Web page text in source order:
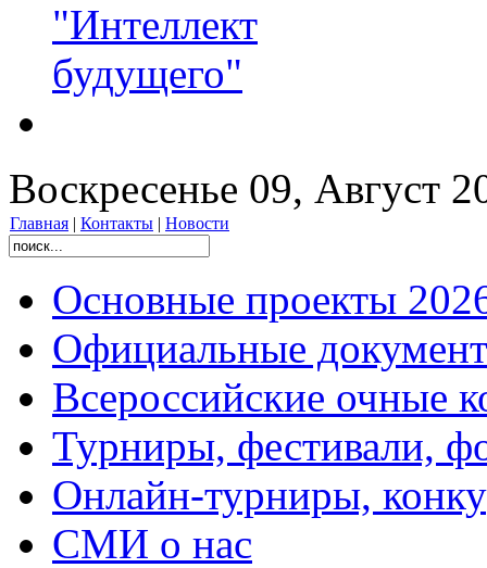
"Интеллект
будущего"
Воскресенье 09, Август
Главная | Контакты | Новости
Основные проекты
Официальные
Всероссийские очные
Турниры, фестивали,
Онлайн-турниры,
СМИ о нас